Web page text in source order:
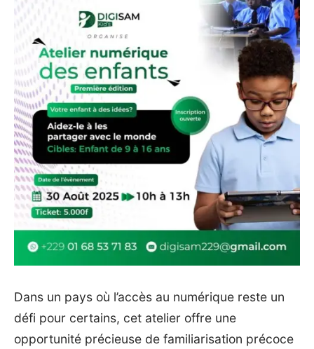
Dans un pays où l’accès au numérique reste un
défi pour certains, cet atelier offre une
opportunité précieuse de familiarisation précoce